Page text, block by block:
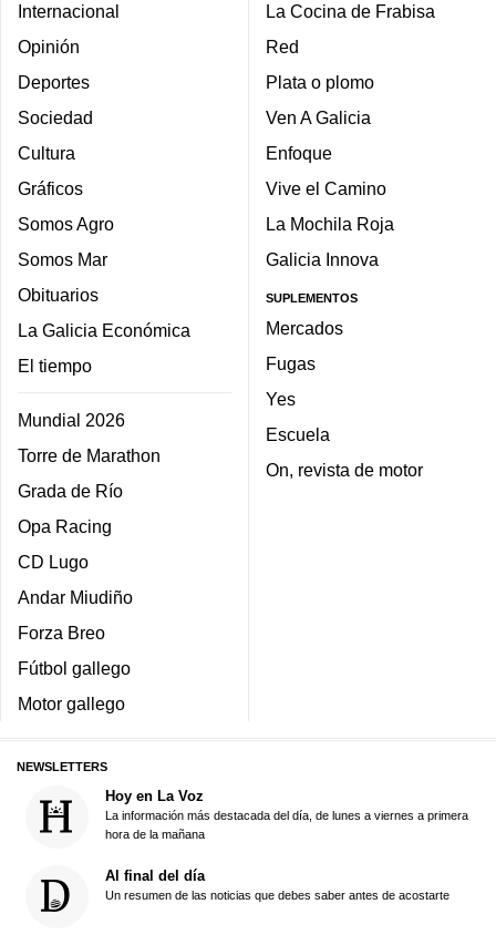
Internacional
Opinión
Deportes
Sociedad
Cultura
Gráficos
Somos Agro
Somos Mar
Obituarios
La Galicia Económica
El tiempo
Mundial 2026
Torre de Marathon
Grada de Río
Opa Racing
CD Lugo
Andar Miudiño
Forza Breo
Fútbol gallego
Motor gallego
La Cocina de Frabisa
Red
Plata o plomo
Ven A Galicia
Enfoque
Vive el Camino
La Mochila Roja
Galicia Innova
SUPLEMENTOS
Mercados
Fugas
Yes
Escuela
On, revista de motor
NEWSLETTERS
Hoy en La Voz
La información más destacada del día, de lunes a viernes a primera
hora de la mañana
Al final del día
Un resumen de las noticias que debes saber antes de acostarte